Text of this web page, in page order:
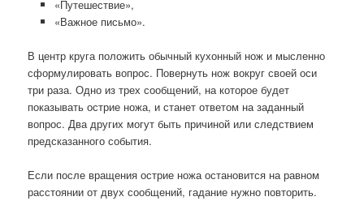
«Путешествие»,
«Важное письмо».
В центр круга положить обычный кухонный нож и мысленно
сформулировать вопрос. Повернуть нож вокруг своей оси
три раза. Одно из трех сообщений, на которое будет
показывать острие ножа, и станет ответом на заданный
вопрос. Два других могут быть причиной или следствием
предсказанного события.
Если после вращения острие ножа остановится на равном
расстоянии от двух сообщений, гадание нужно повторить.